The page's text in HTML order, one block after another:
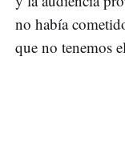
no había
que no tenemos